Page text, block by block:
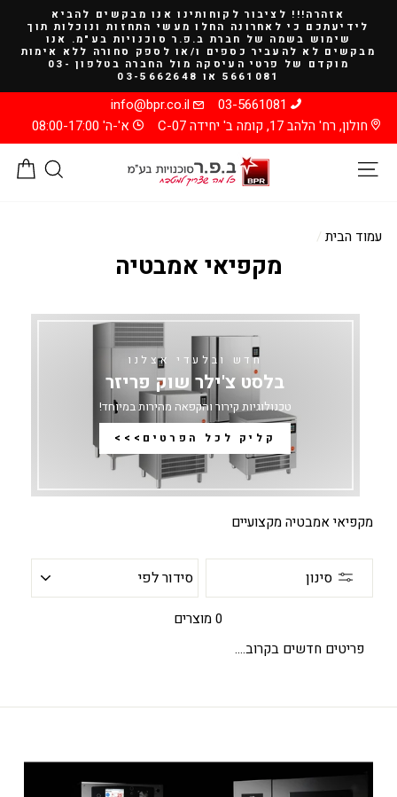
קריאה
אזהרה!!! לציבור לקוחותינו אנו מבקשים להביא
לידיעתכם כי לאחרונה החלו מעשי התחזות ונוכלות תוך
שימוש בשמה של חברת ב.פ.ר סוכנויות בע"מ. אנו
מבקשים לא להעביר כספים ו/או לספק סחורה ללא אימות
מוקדם של פרטי העיסקה מול החברה בטלפון 03-
5661081 או 03-5662648
03-5661081
info@bpr.co.il
חולון, רח' הלהב 17, קומה ב' יחידה C-07
א'-ה' 08:00-17:00
עמוד הבית /
מקפיאי אמבטיה
חדש ובלעדי אצלנו
בלסט צ'ילר שוק פריזר
טכנולוגיות קירור והקפאה מהירות במיוחד!
קליק לכל הפרטים>>>
מקפיאי אמבטיה מקצועיים
סינון
סידור
לפי
0 מוצרים
פריטים חדשים בקרוב....